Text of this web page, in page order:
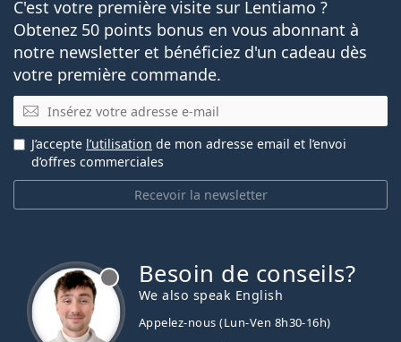
C'est votre première visite sur Lentiamo ?
Obtenez 50 points bonus en vous abonnant à
notre newsletter et bénéficiez d'un cadeau dès
votre première commande.
E-mail
Recevoir la newsletter
J’accepte l’utilisation de mon adresse email et l’envoi
d’offres commerciales
Besoin de conseils?
We also speak English
Appelez-nous (Lun-Ven 8h30-16h)